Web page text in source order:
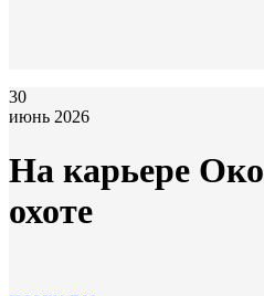
30
июнь 2026
На карьере
охоте